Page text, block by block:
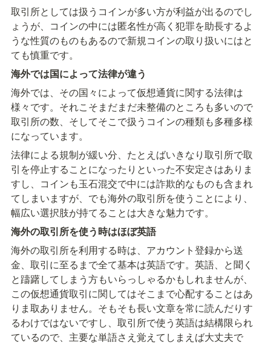
取引所としては扱うコインが多い方が利益が出るのでし
ょうが、コインの中には匿名性が高く犯罪を助長するよ
うな性質のものもあるので新規コインの取り扱いにはと
ても慎重です。
海外では国によって法律が違う
海外では、その国々によって仮想通貨に関する法律は
様々です。それこそまだまだ未整備のところも多いので
取引所の数、そしてそこで扱うコインの種類も多種多様
になっています。
法律による規制が緩い分、たとえばいきなり取引所で取
引を停止することになったりといった不安定さはありま
すし、コインも玉石混交で中には詐欺的なものも含まれ
てしまいますが、でも海外の取引所を使うことにより、
幅広い選択肢が持てることは大きな魅力です。
海外の取引所を使う時はほぼ英語
海外の取引所を利用する時は、アカウント登録から送
金、取引に至るまで全て基本は英語です。英語、と聞く
と躊躇してしまう方もいらっしゃるかもしれませんが、
この仮想通貨取引に関してはそこまで心配することはあ
りま取ありません。そもそも長い文章を常に読んだりす
るわけではないですし、取引所で使う英語は結構限られ
ているので、主要な単語さえ覚えてしまえば大丈夫で